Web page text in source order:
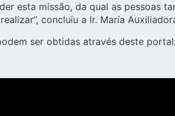
esta missão, da qual as pessoas
concluiu a Ir. María
ser obtidas através deste portal: